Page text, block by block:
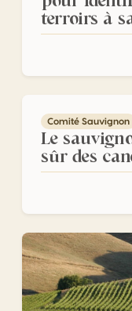
terroirs à
Comité Sauvignon
Le
sûr des
Comment se